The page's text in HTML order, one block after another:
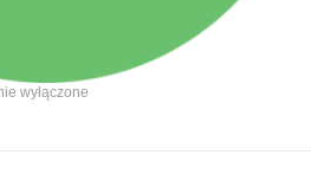
wyłączone